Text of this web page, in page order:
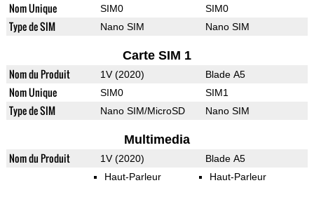
Nom Unique SIM0 SIM0
Type de SIM Nano SIM Nano SIM
Carte SIM 1
Nom du Produit 1V (2020) Blade A5
Nom Unique SIM0 SIM1
Type de SIM Nano SIM/MicroSD Nano SIM
Multimedia
Nom du Produit 1V (2020) Blade A5
Haut-Parleur Haut-Parleur